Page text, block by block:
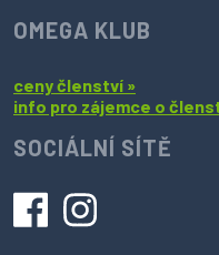
OMEGA KLUB
ceny členství »
info pro zájemce o
SOCIÁLNÍ SÍTĚ